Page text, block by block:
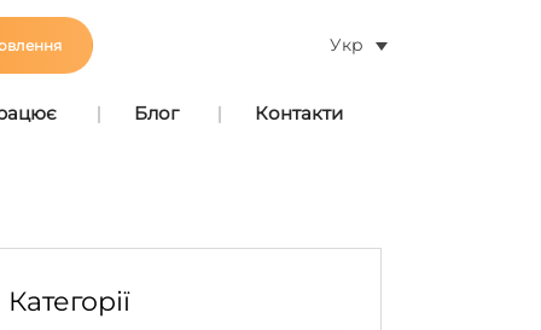
Укр
Блог Контакти
Категорії